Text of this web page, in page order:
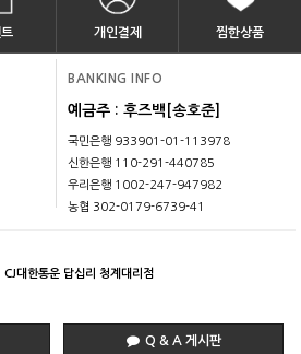
개인결제 찜한상품
BANKING INFO
예금주 : 후즈백[송호준]
국민은행 933901-01-113978
신한은행 110-291-440785
우리은행 1002-247-947982
농협 302-0179-6739-41
대한통운 답십리 청계대리점
Q & A 게시판